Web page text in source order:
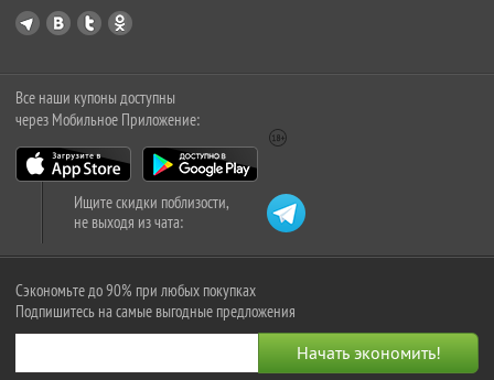
Все наши купоны доступны
через Мобильное Приложение:
Ищите скидки поблизости,
не выходя из чата:
Сэкономьте до 90% при любых покупках
Подпишитесь на самые выгодные предложения